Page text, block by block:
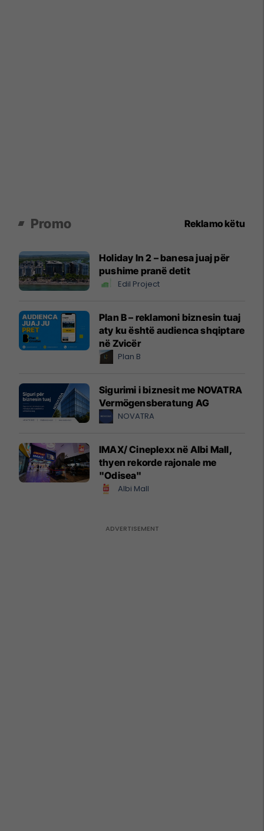
Promo Reklamo këtu
Holiday In 2 – banesa juaj për
pushime pranë detit
Edil Project
Plan B – reklamoni biznesin tuaj
aty ku është audienca shqiptare
në Zvicër
Plan B
Sigurimi i biznesit me NOVATRA
Vermögensberatung AG
NOVATRA
IMAX/ Cineplexx në Albi Mall,
thyen rekorde rajonale me
"Odisea"
Albi Mall